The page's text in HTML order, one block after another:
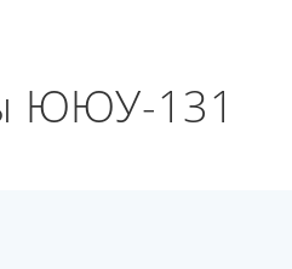
ЮЮУ-131